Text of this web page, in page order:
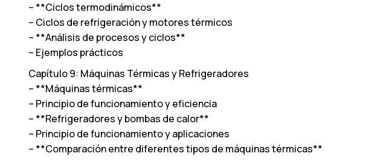
– **Ciclos termodinámicos**
– Ciclos de refrigeración y motores térmicos
– **Análisis de procesos y ciclos**
– Ejemplos prácticos
Capítulo 9: Máquinas Térmicas y Refrigeradores
– **Máquinas térmicas**
– Principio de funcionamiento y eficiencia
– **Refrigeradores y bombas de calor**
– Principio de funcionamiento y aplicaciones
– **Comparación entre diferentes tipos de máquinas térmicas**